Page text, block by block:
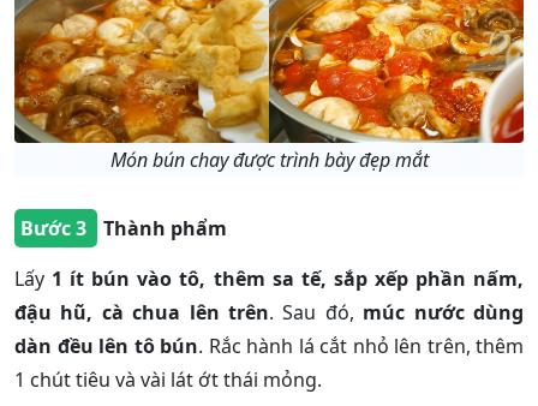
Món bún chay được trình bày đẹp mắt
Bước 3
Thành phẩm
Lấy 1 ít bún vào tô, thêm sa tế, sắp xếp phần nấm,
đậu hũ, cà chua lên trên. Sau đó, múc nước dùng
dàn đều lên tô bún. Rắc hành lá cắt nhỏ lên trên, thêm
1 chút tiêu và vài lát ớt thái mỏng.